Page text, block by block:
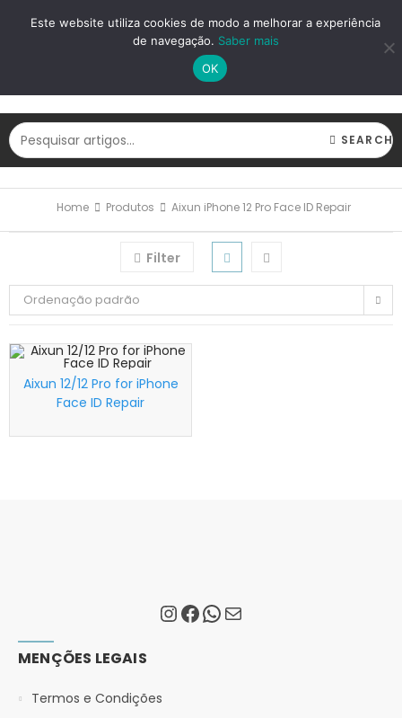
LOGIN REGISTAR
SEARCH
Home Produtos Aixun iPhone 12 Pro Face ID Repair
Filter
Ordenação padrão
Aixun 12/12 Pro for iPhone
Face ID Repair
MENÇÕES LEGAIS
Termos e Condições
Este website utiliza cookies de modo a melhorar a experiência
de navegação. Saber mais
OK